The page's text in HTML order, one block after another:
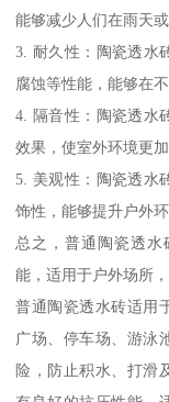
能够减少人们在雨天
3. 耐久性：陶瓷透水
腐蚀等性能，能够在
4. 隔音性：陶瓷透水
效果，使室外环境更加
5. 美观性：陶瓷透水
饰性，能够提升户外环
总之，普通陶瓷透
能，适用于户外场所
普通陶瓷透水砖适用
广场、停车场、游泳
险，防止积水、打滑